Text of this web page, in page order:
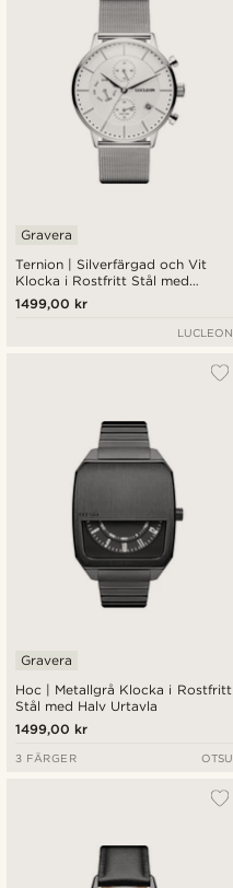
Ternion | Silverfärgad och Vit
Klocka i Rostfritt Stål med
Dubbel Tid
Gravera
1499,00 kr
LUCLEON
Hoc | Metallgrå Klocka i Rostfritt
Stål med Halv Urtavla
Gravera
1499,00 kr
3 FÄRGER OTSU